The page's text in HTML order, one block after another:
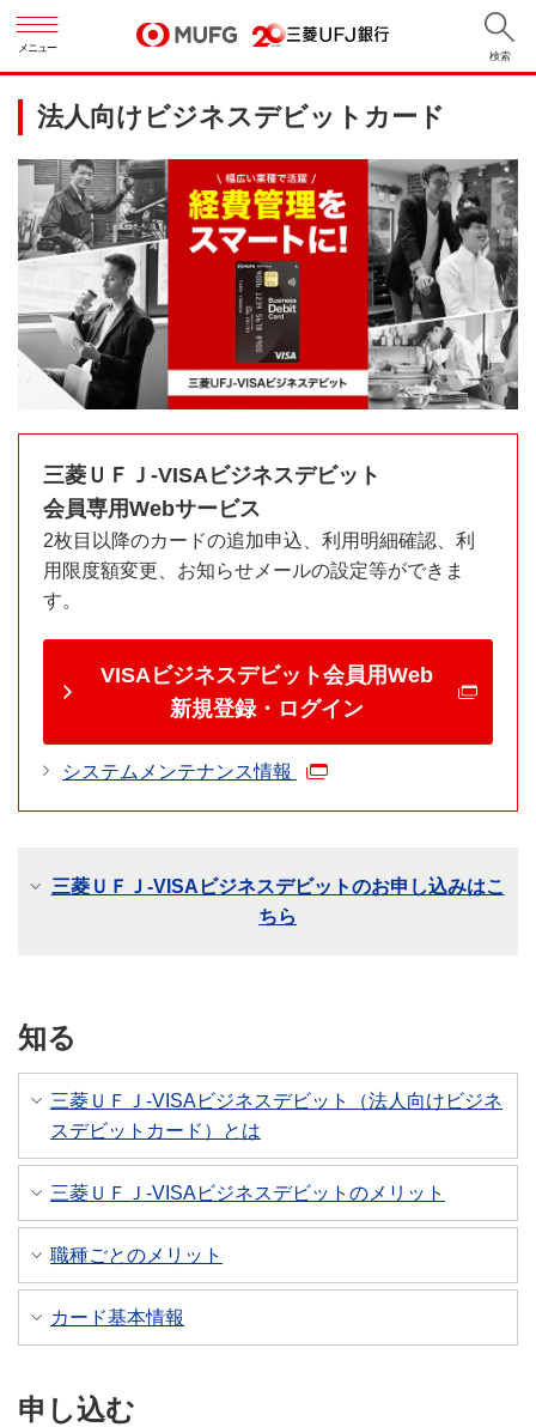
メニュー
検索
法人向けビジネスデビットカード
三菱ＵＦＪ-VISAビジネスデビット
会員専用Webサービス
2枚目以降のカードの追加申込、利用明細確認、利
用限度額変更、お知らせメールの設定等ができま
す。
VISAビジネスデビット会員用Web
新規登録・ログイン
システムメンテナンス情報
三菱ＵＦＪ-VISAビジネスデビットのお申し込みはこ
ちら
知る
三菱ＵＦＪ-VISAビジネスデビット（法人向けビジネ
スデビットカード）とは
三菱ＵＦＪ-VISAビジネスデビットのメリット
職種ごとのメリット
カード基本情報
申し込む